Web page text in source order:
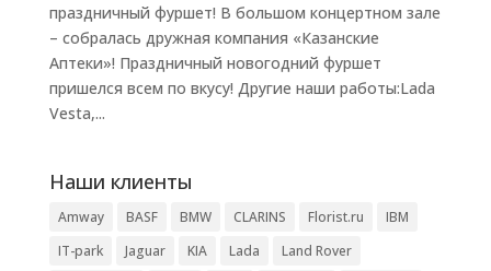
праздничный фуршет! В большом концертном зале
– собралась дружная компания «Казанские
Аптеки»! Праздничный новогодний фуршет
пришелся всем по вкусу! Другие наши работы:Lada
Vesta,...
Наши клиенты
Amway BASF BMW CLARINS Florist.ru
IBM
IT-park
Jaguar KIA Lada
Land Rover